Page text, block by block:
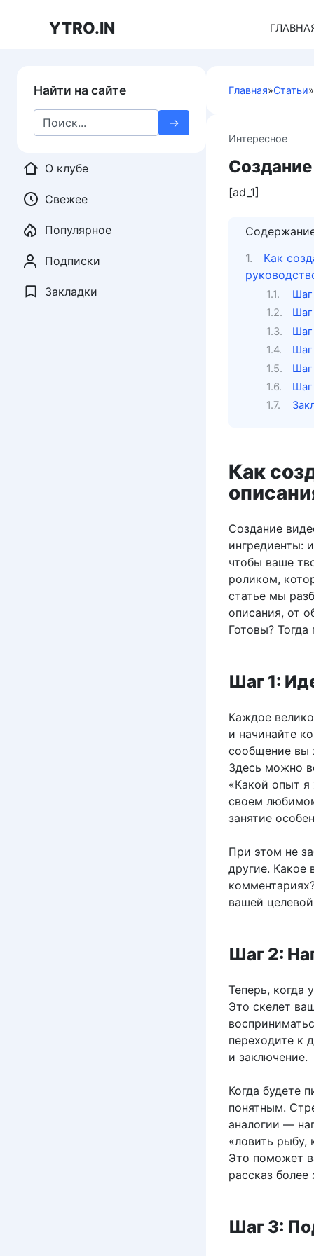
YTRO.IN
Главная»Статьи»
Интересное
[ad_1]
Как
Шаг
Шаг
Шаг
Как
Создание
ингредиенты:
чтобы ваше
роликом,
статье мы
описания, от
Готовы? Тогда
Шаг 1:
Каждое
и начинайте
сообщение вы
Здесь можно
«Какой опыт я
своем
занятие
При этом не
другие. Какое
вашей
Шаг 2:
Теперь, когда
Это скелет
переходите к
и заключение.
Когда будете
понятным.
аналогии —
«ловить рыбу,
Это поможет
рассказ
Шаг 3:
Найти на сайте
Search
for:
О клубе
Свежее
Популярное
Подписки
Закладки